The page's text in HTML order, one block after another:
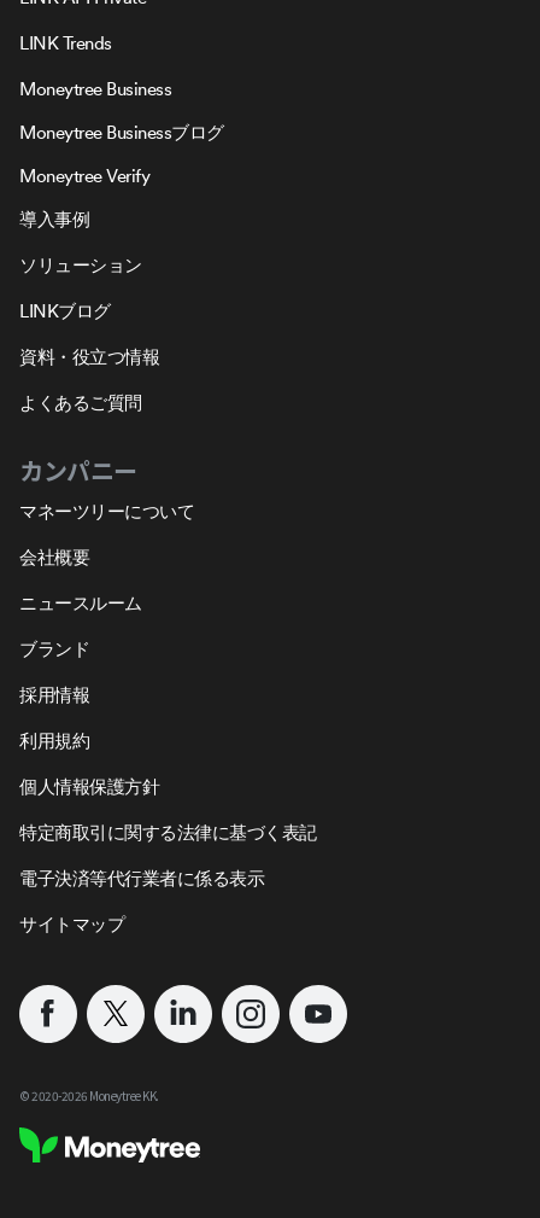
LINK Trends
Moneytree Business
Moneytree Businessブログ
Moneytree Verify
導入事例
ソリューション
LINKブログ
資料・役立つ情報
よくあるご質問
カンパニー
マネーツリーについて
会社概要
ニュースルーム
ブランド
採用情報
利用規約
個人情報保護方針
特定商取引に関する法律に基づく表記
電子決済等代行業者に係る表示
サイトマップ
©︎ 2020-2026 Moneytree KK.